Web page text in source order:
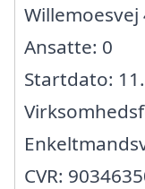
Ansatte: 0
Startdato:
CVR: